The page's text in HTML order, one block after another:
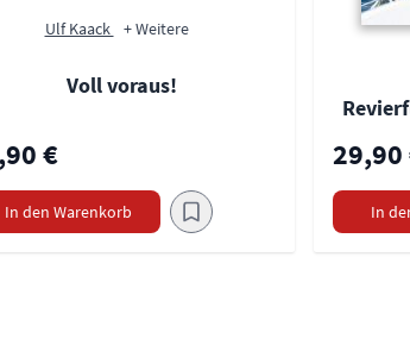
Ulf Kaack + Weitere
Voll voraus!
€
In den Warenkorb
29,90
In